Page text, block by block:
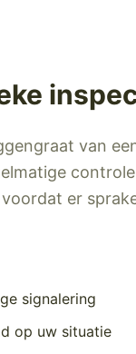
van
er
signalering
op uw situatie